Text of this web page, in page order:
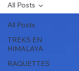
All Posts
TREKS EN
HIMALAYA
RAQUETTES
All Posts